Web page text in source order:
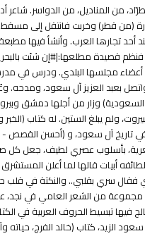
من المناديل، من الدواسر.
(من قطر) وخربت فانتقل إلى
أحد تجارها العرب. وأنشأ فيها
فنظم قصيدة مطلعها:|#إن شئت
مجلسها البلدي. ودرس في
ثم عاد إلى الكويت (1927) واتصل بعبد العزيز آل
وزار من أجلها دمشق
ولم يبلغ الستين. له كتاب
تاريخ آل سعود، و (أحسن القصص -
بأسلوب عصري لطيف، جعل كل
أبيات قالها لما أعلن
فقال سري بقلبي.. والنكتة في
من الشعر العامي في نجد،
فيها تبسيط الحروف العربية في
الزيد، كتاب (خالد الفرج، حياته